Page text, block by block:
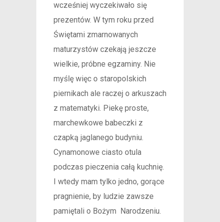
wcześniej wyczekiwało się
prezentów. W tym roku przed
Świętami zmarnowanych
maturzystów czekają jeszcze
wielkie, próbne egzaminy. Nie
myślę więc o staropolskich
piernikach ale raczej o arkuszach
z matematyki. Piekę proste,
marchewkowe babeczki z
czapką jaglanego budyniu.
Cynamonowe ciasto otula
podczas pieczenia całą kuchnię.
I wtedy mam tylko jedno, gorące
pragnienie, by ludzie zawsze
pamiętali o Bożym Narodzeniu.